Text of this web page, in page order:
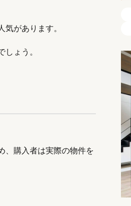
があります。
ょう。
、購入者は実際の物件を